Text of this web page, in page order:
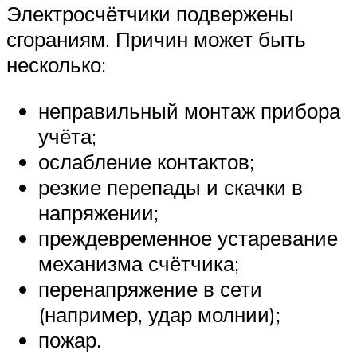
Электросчётчики подвержены
сгораниям. Причин может быть
несколько:
неправильный монтаж прибора
учёта;
ослабление контактов;
резкие перепады и скачки в
напряжении;
преждевременное устаревание
механизма счётчика;
перенапряжение в сети
(например, удар молнии);
пожар.